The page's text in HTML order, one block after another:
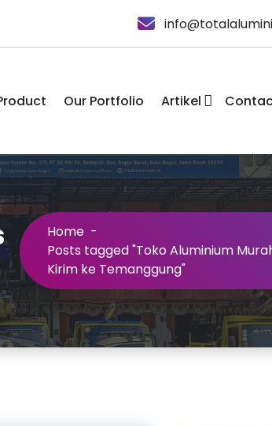
Our Portfolio Artikel
Home -
Posts tagged "Toko Aluminium
Kirim ke Temanggung"